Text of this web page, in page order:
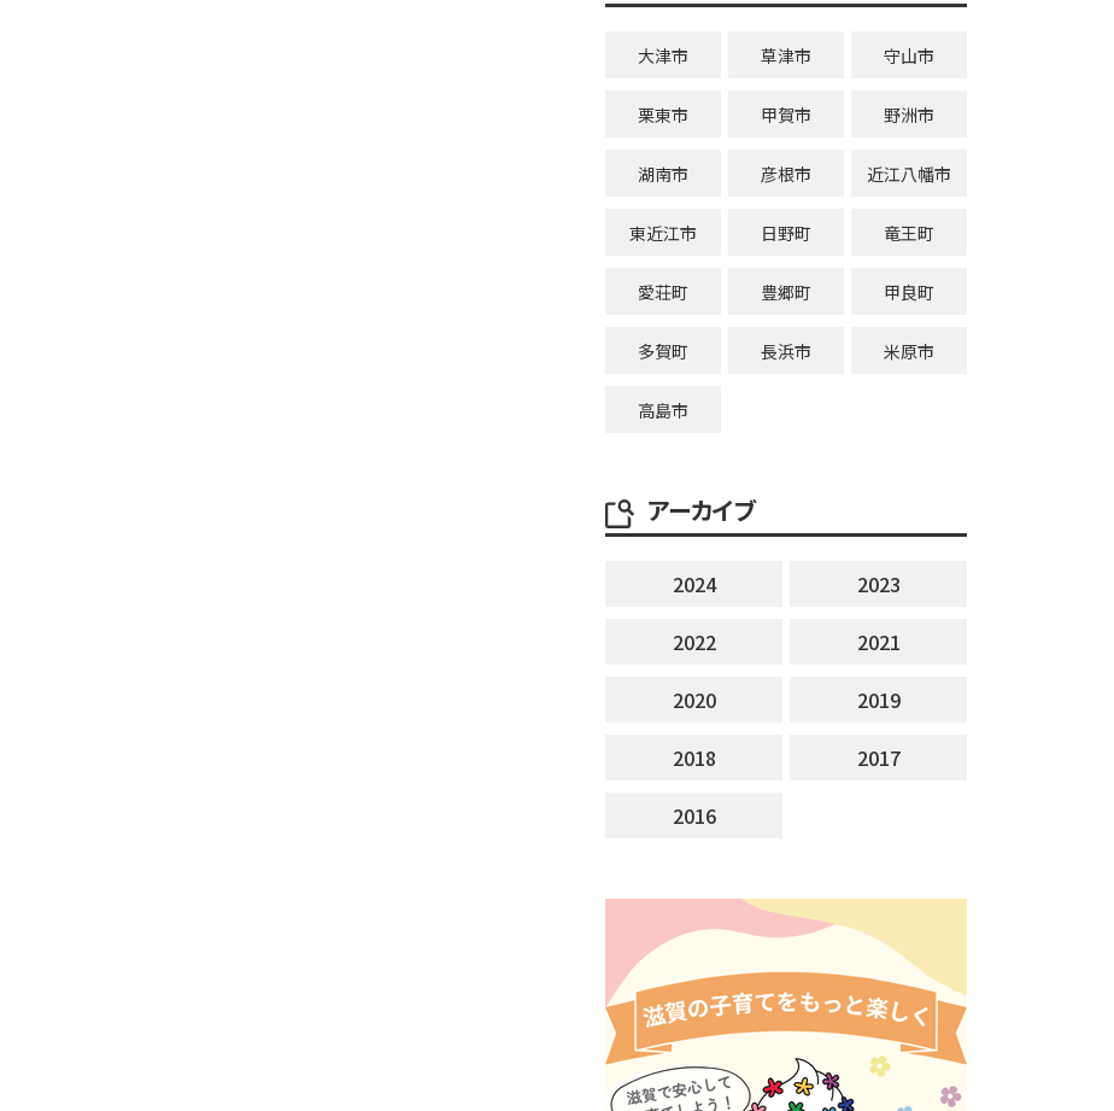
大津市 草津市 守山市
栗東市 甲賀市 野洲市
湖南市 彦根市 近江八幡市
東近江市 日野町 竜王町
愛荘町 豊郷町 甲良町
多賀町 長浜市 米原市
高島市
アーカイブ
2024
2023
2022
2021
2020
2019
2018
2017
2016